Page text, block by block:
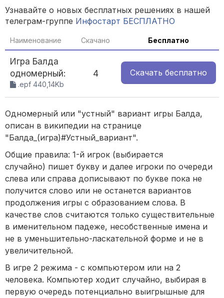
Узнавайте о новых бесплатных решениях в нашей
телеграм-группе Инфостарт БЕСПЛАТНО
Наименование Скачано Бесплатно
Игра Балда
одномерный:
.epf 440,14Kb
4 Скачать бесплатно
Одномерный или "устный" вариант игры Балда,
описан в википедии на странице
"Балда_(игра)#Устный_вариант".
Общие правила: 1-й игрок (выбирается
случайно) пишет букву и далее игроки по очереди
слева или справа дописывают по букве пока не
получится слово или не останется вариантов
продолжения игры с образованием слова. В
качестве слов считаются только существительные
в именительном падеже, несобственные имена и
не в уменьшительно-ласкательной форме и не в
увеличительной.
В игре 2 режима - с компьютером или на 2
человека. Компьютер ходит случайно, выбирая в
первую очередь потенциально выигрышные для